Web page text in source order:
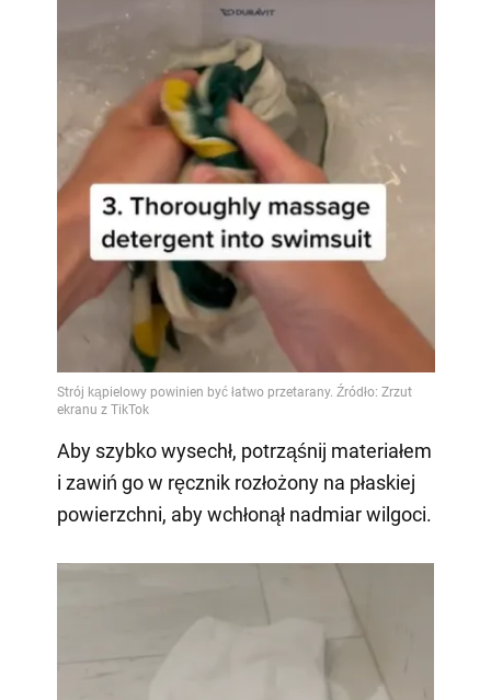
Aby szybko wysechł, potrząśnij materiałem
i zawiń go w ręcznik rozłożony na płaskiej
powierzchni, aby wchłonął nadmiar wilgoci.